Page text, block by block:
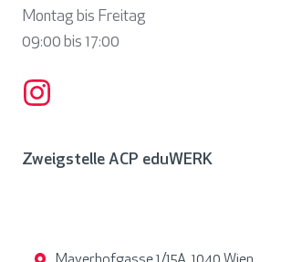
Montag bis Freitag
09:00 bis 17:00
Zweigstelle ACP eduWERK